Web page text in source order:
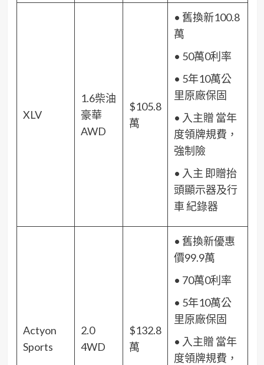
XLV
1.6柴油
豪華
AWD
$105.8
萬
• 舊換新100.8
萬
• 50萬0利率
• 5年10萬公
里原廠保固
• 入主贈 當年
度領牌規費，
強制險
• 入主 即贈抬
頭顯示器及行
車 紀錄器
Actyon
Sports
2.0
4WD
$132.8
萬
• 舊換新優惠
價99.9萬
• 70萬0利率
• 5年10萬公
里原廠保固
• 入主贈 當年
度領牌規費，